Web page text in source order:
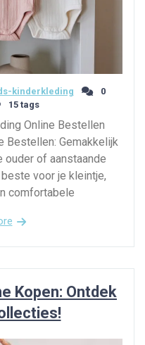
kinderkleding
0
15 tags
Online Bestellen
Bestellen: Gemakkelijk
of aanstaande
voor je kleintje,
comfortabele
Kopen: Ontdek